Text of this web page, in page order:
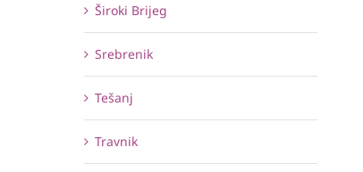
Široki Brijeg
Srebrenik
Tešanj
Travnik